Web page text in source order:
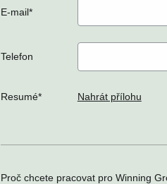
E-mail*
Telefon
Resumé* Nahrát přílohu
Proč chcete pracovat pro Winning